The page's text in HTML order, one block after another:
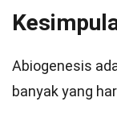
Abiogenesis
banyak yang